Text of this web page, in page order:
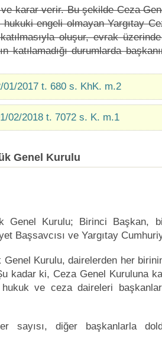
ve karar verir. Bu şekilde Ceza
engeli olmayan Yargıtay
oluşur, evrak
katılamadığı durumlarda
01/2017 t. 680 s. KhK. m.2
02/2018 t. 7072 s. K. m.1
Genel Kurulu
Genel Kurulu; Birinci Başkan,
Başsavcısı ve Yargıtay
Genel Kurulu, dairelerden her
kadar ki, Ceza Genel Kuruluna
ve ceza daireleri
sayısı, diğer başkanlarla